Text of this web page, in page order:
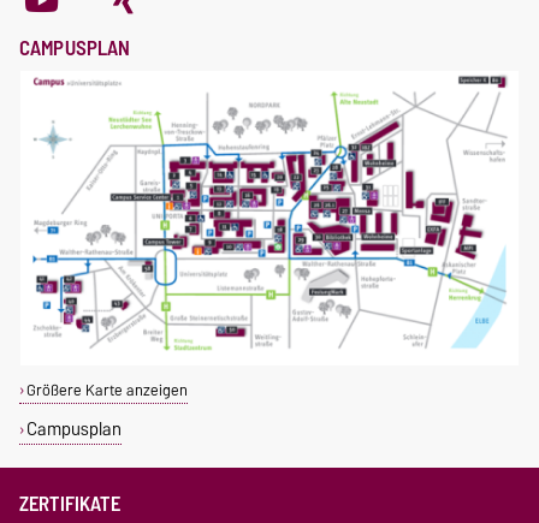
CAMPUSPLAN
Größere Karte anzeigen
Campusplan
ZERTIFIKATE